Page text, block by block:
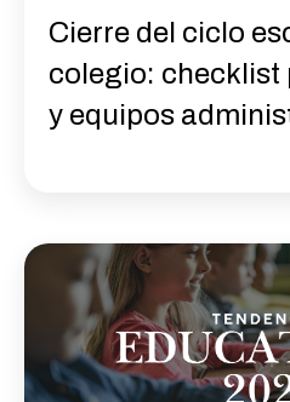
Cierre del ciclo
colegio: checklist
y equipos